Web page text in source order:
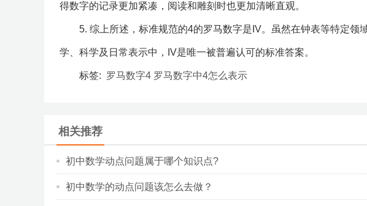
得数字的记录更加紧凑，阅读和雕刻时也更加清晰直观。
5. 综上所述，标准规范的4的罗马数字是IV。虽然在钟表等特定领
学、科学及日常表示中，IV是唯一被普遍认可的标准答案。
标签: 罗马数字4 罗马数字中4怎么表示
相关推荐
初中数学动点问题属于哪个知识点?
初中数学的动点问题该怎么去做？